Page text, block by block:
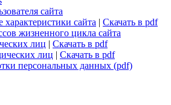
сайта
сайта | Скачать в pdf
жизненного цикла сайта
лиц | Скачать в pdf
лиц | Скачать в pdf
персональных данных (pdf)